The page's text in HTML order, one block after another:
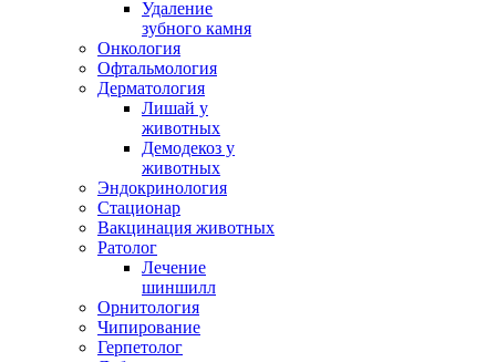
Удаление
зубного камня
Онкология
Офтальмология
Дерматология
Лишай у
животных
Демодекоз у
животных
Эндокринология
Стационар
Вакцинация животных
Ратолог
Лечение
шиншилл
Орнитология
Чипирование
Герпетолог